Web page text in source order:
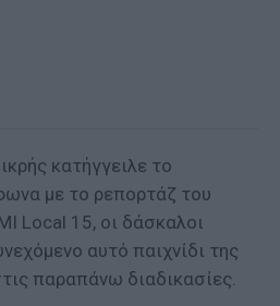
κατήγγειλε το
με το ρεπορτάζ του
Local 15, οι δάσκαλοι
αυτό παιχνίδι της
παραπάνω διαδικασίες.